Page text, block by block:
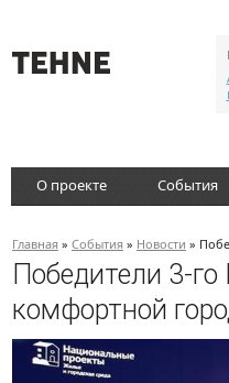
О проекте События
Главная » События » Новости »
Победители 3-
комфортной